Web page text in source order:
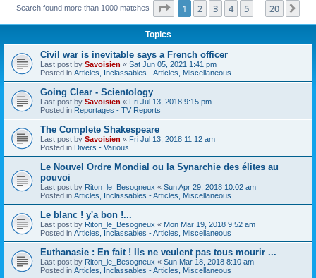
Search found more than 1000 matches Page 1of 20
1 2 3 4 5 20
Topics
Civil war is inevitable says a French officer
Last post by Savoisien « Sat Jun 05, 2021 1:41 pm
Posted in Articles, Inclassables - Articles, Miscellaneous
Going Clear - Scientology
Last post by Savoisien « Fri Jul 13, 2018 9:15 pm
Posted in Reportages - TV Reports
The Complete Shakespeare
Last post by Savoisien « Fri Jul 13, 2018 11:12 am
Posted in Divers - Various
Le Nouvel Ordre Mondial ou la Synarchie des élites au
pouvoi
Last post by Riton_le_Besogneux « Sun Apr 29, 2018 10:02 am
Posted in Articles, Inclassables - Articles, Miscellaneous
Le blanc ! y'a bon !...
Last post by Riton_le_Besogneux « Mon Mar 19, 2018 9:52 am
Posted in Articles, Inclassables - Articles, Miscellaneous
Euthanasie : En fait ! Ils ne veulent pas tous mourir ...
Last post by Riton_le_Besogneux « Sun Mar 18, 2018 8:10 am
Posted in Articles, Inclassables - Articles, Miscellaneous